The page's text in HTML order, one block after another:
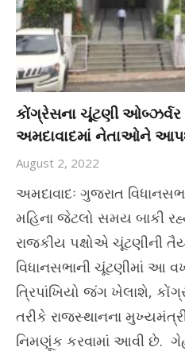
કોંગ્રેસના ચૂંટણી
અમદાવાદમાં નેતાઓને આપશે
August 2, 2022
અમદાવાદઃ ગુજરાત
મહિના જેટલો સમય બાકી
રાજકીય પક્ષોએ ચૂંટણીની
વિધાનસભાની ચૂંટણીમાં આ
ત્રિપાંખિયો જંગ ખેલાશે,
તરીકે રાજસ્થાનના
નિમણૂંક કરવામાં આવી છે.